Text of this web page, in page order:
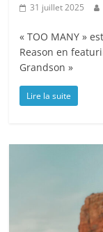
31 juillet 2025
« TOO MANY »
Reason en
Grandson »
Lire la suite